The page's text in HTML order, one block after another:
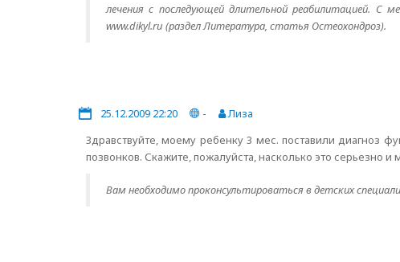
лечения с последующей длительной реабилитацией.
www.dikyl.ru (раздел Литература, статья Остеохондроз).
25.12.2009 22:20 -
Лиза
Здравствуйте, моему ребенку 3 мес. поставили диагноз
позвонков. Скажите, пожалуйста, насколько это серьезно и
Вам необходимо проконсультироваться в детских